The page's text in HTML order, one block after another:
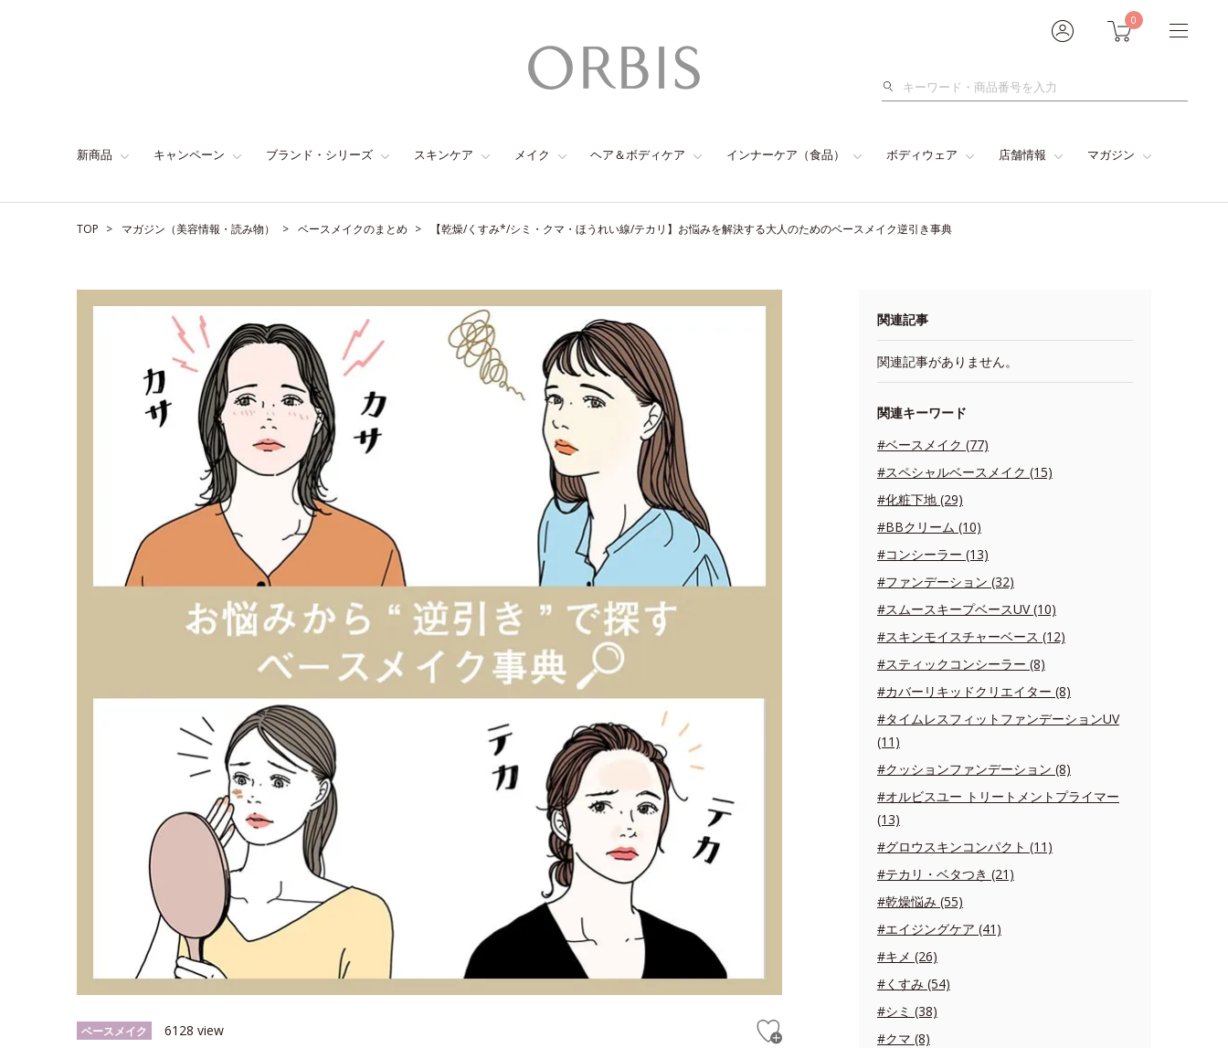
0
検
新商品 キャンペーン ブランド・シリーズ スキンケア メイク ヘア＆ボディケア インナーケア（食品） ボディウェア 店舗情報 マガジン
TOP マガジン（美容情報・読み物） ベースメイクのまとめ 【乾燥/くすみ*/シミ・クマ・ほうれい線/テカリ】お悩みを解決する大人のためのベースメイク逆引き事典
ベースメイク 6128 view
関連記事
関連記事がありません。
関連キーワード
#ベースメイク (77)
#スペシャルベースメイク (15)
#化粧下地 (29)
#BBクリーム (10)
#コンシーラー (13)
#ファンデーション (32)
#スムースキープベースUV (10)
#スキンモイスチャーベース (12)
#スティックコンシーラー (8)
#カバーリキッドクリエイター (8)
#タイムレスフィットファンデーションUV
(11)
#クッションファンデーション (8)
#オルビスユー トリートメントプライマー
(13)
#グロウスキンコンパクト (11)
#テカリ・ベタつき (21)
#乾燥悩み (55)
#エイジングケア (41)
#キメ (26)
#くすみ (54)
#シミ (38)
#クマ (8)